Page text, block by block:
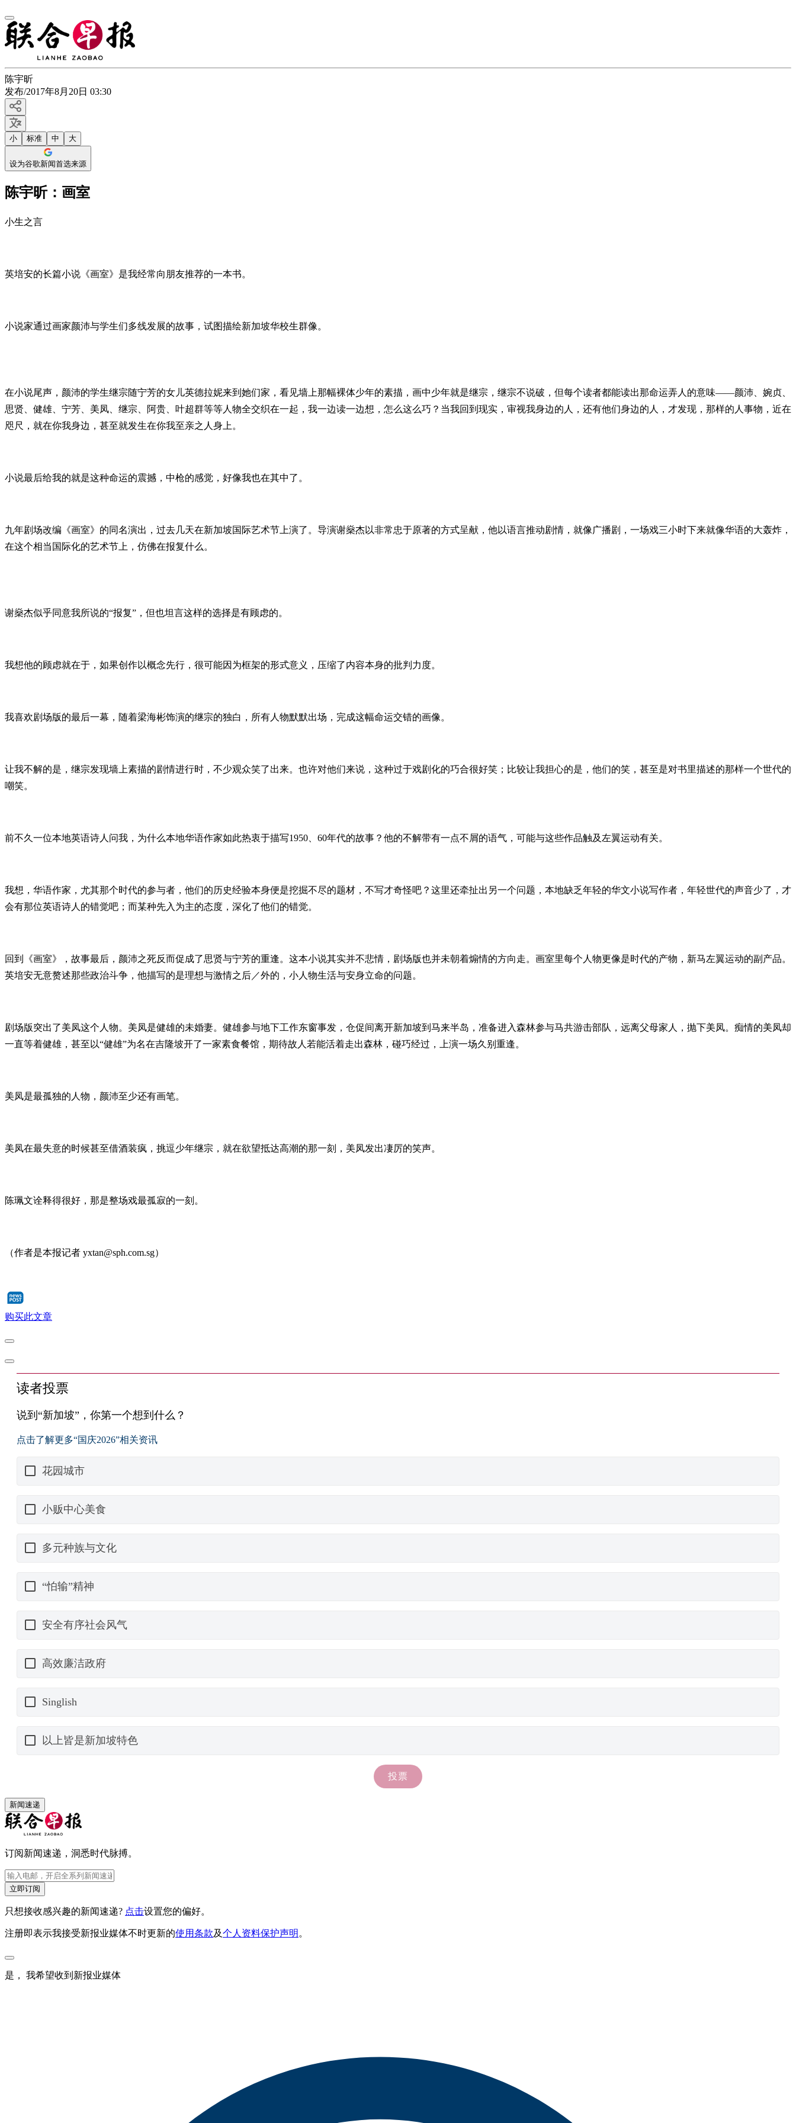
陈宇昕
发布/2017年8月20日 03:30
小 标准 中 大
设为谷歌新闻首选来源
陈宇昕：画室
小生之言
英培安的长篇小说《画室》是我经常向朋友推荐的一本书。
小说家通过画家颜沛与学生们多线发展的故事，试图描绘新加坡华校生群像。
在小说尾声，颜沛的学生继宗随宁芳的女儿英德拉妮来到她们家，看见墙上那幅裸体少年的素描，画中少年就是继宗，继宗不说破，但每个读者都能读出那命运弄人的意味——颜沛、婉贞、
思贤、健雄、宁芳、美凤、继宗、阿贵、叶超群等等人物全交织在一起，我一边读一边想，怎么这么巧？当我回到现实，审视我身边的人，还有他们身边的人，才发现，那样的人事物，近在
咫尺，就在你我身边，甚至就发生在你我至亲之人身上。
小说最后给我的就是这种命运的震撼，中枪的感觉，好像我也在其中了。
九年剧场改编《画室》的同名演出，过去几天在新加坡国际艺术节上演了。导演谢燊杰以非常忠于原著的方式呈献，他以语言推动剧情，就像广播剧，一场戏三小时下来就像华语的大轰炸，
在这个相当国际化的艺术节上，仿佛在报复什么。
谢燊杰似乎同意我所说的“报复”，但也坦言这样的选择是有顾虑的。
我想他的顾虑就在于，如果创作以概念先行，很可能因为框架的形式意义，压缩了内容本身的批判力度。
我喜欢剧场版的最后一幕，随着梁海彬饰演的继宗的独白，所有人物默默出场，完成这幅命运交错的画像。
让我不解的是，继宗发现墙上素描的剧情进行时，不少观众笑了出来。也许对他们来说，这种过于戏剧化的巧合很好笑；比较让我担心的是，他们的笑，甚至是对书里描述的那样一个世代的
嘲笑。
前不久一位本地英语诗人问我，为什么本地华语作家如此热衷于描写1950、60年代的故事？他的不解带有一点不屑的语气，可能与这些作品触及左翼运动有关。
我想，华语作家，尤其那个时代的参与者，他们的历史经验本身便是挖掘不尽的题材，不写才奇怪吧？这里还牵扯出另一个问题，本地缺乏年轻的华文小说写作者，年轻世代的声音少了，才
会有那位英语诗人的错觉吧；而某种先入为主的态度，深化了他们的错觉。
回到《画室》，故事最后，颜沛之死反而促成了思贤与宁芳的重逢。这本小说其实并不悲情，剧场版也并未朝着煽情的方向走。画室里每个人物更像是时代的产物，新马左翼运动的副产品。
英培安无意赘述那些政治斗争，他描写的是理想与激情之后／外的，小人物生活与安身立命的问题。
剧场版突出了美凤这个人物。美凤是健雄的未婚妻。健雄参与地下工作东窗事发，仓促间离开新加坡到马来半岛，准备进入森林参与马共游击部队，远离父母家人，抛下美凤。痴情的美凤却
一直等着健雄，甚至以“健雄”为名在吉隆坡开了一家素食餐馆，期待故人若能活着走出森林，碰巧经过，上演一场久别重逢。
美凤是最孤独的人物，颜沛至少还有画笔。
美凤在最失意的时候甚至借酒装疯，挑逗少年继宗，就在欲望抵达高潮的那一刻，美凤发出凄厉的笑声。
陈珮文诠释得很好，那是整场戏最孤寂的一刻。
（作者是本报记者 yxtan@sph.com.sg）
购买此文章
新闻速递
订阅新闻速递，洞悉时代脉搏。
立即订阅
只想接收感兴趣的新闻速递? 点击设置您的偏好。
注册即表示我接受新报业媒体不时更新的使用条款及个人资料保护声明 。
是， 我希望收到新报业媒体